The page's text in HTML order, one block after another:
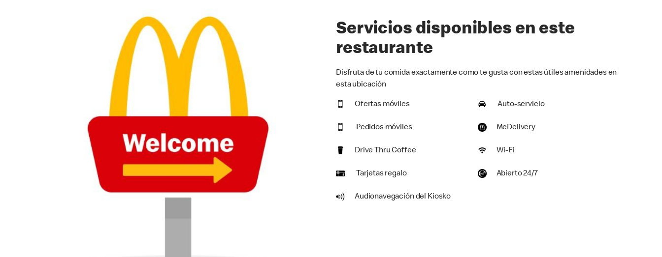
Servicios disponibles en este
restaurante
Disfruta de tu comida exactamente como te gusta con estas útiles amenidades en
esta ubicación
Ofertas móviles Auto-servicio
Pedidos móviles McDelivery
Drive Thru Coffee Wi-Fi
Tarjetas regalo Abierto 24/7
Audionavegación del Kiosko